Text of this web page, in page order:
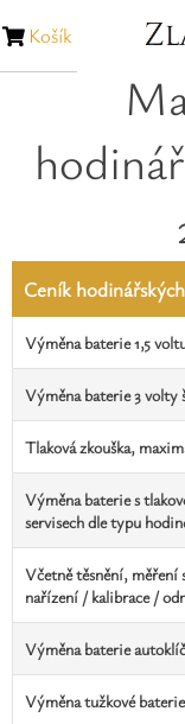
Košík
Ceník
Výměna baterie 1,5
Výměna baterie 3 volty
Tlaková zkouška,
Výměna baterie s
servisech dle typu
Včetně těsnění, měření
nařízení / kalibrace /
Výměna baterie autoklíč
Výměna tužkové